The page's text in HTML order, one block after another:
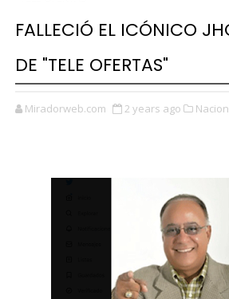
FALLECIÓ EL ICÓNICO
DE "TELE OFERTAS"
Miradorweb.com 2 years ago